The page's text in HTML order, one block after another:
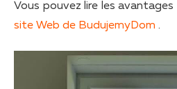
Vous pouvez lire les
site Web de BudujemyDom .